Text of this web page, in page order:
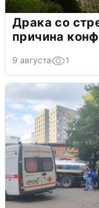
Драка со
причина
9 августа 1